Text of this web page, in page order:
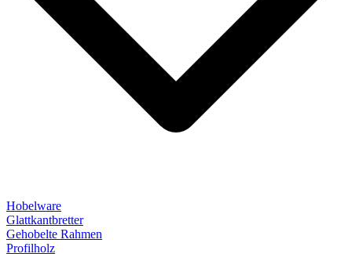
Hobelware
Glattkantbretter
Gehobelte Rahmen
Profilholz